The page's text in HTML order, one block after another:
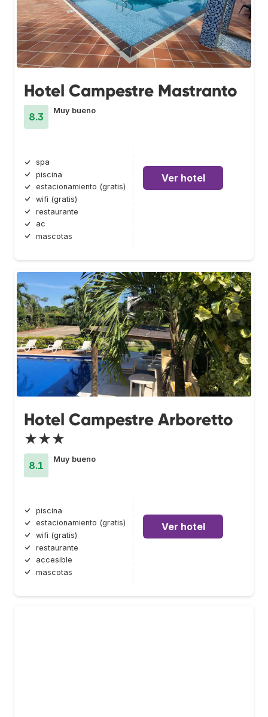
Hotel Campestre Mastranto
8.3
Muy bueno
spa
piscina
estacionamiento (gratis)
wifi (gratis)
restaurante
ac
mascotas
Ver hotel
Hotel Campestre Arboretto
★★★
8.1
Muy bueno
piscina
estacionamiento (gratis)
wifi (gratis)
restaurante
accesible
mascotas
Ver hotel